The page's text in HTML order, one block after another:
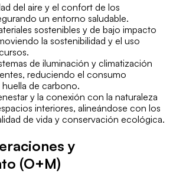
del aire y el confort de los
un entorno saludable.
sostenibles y de bajo impacto
la sostenibilidad y el uso
de iluminación y climatización
reduciendo el consumo
de carbono.
y la conexión con la naturaleza
interiores, alineándose con los
de vida y conservación ecológica.
y
(O+M)